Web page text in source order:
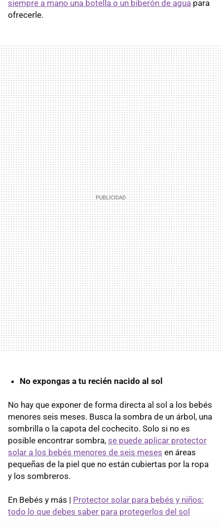
siempre a mano una botella o un biberón de agua para
ofrecerle.
No expongas a tu recién nacido al sol
No hay que exponer de forma directa al sol a los bebés
menores seis meses. Busca la sombra de un árbol, una
sombrilla o la capota del cochecito. Solo si no es
posible encontrar sombra, se puede aplicar protector
solar a los bebés menores de seis meses en áreas
pequeñas de la piel que no están cubiertas por la ropa
y los sombreros.
En Bebés y más | Protector solar para bebés y niños:
todo lo que debes saber para protegerlos del sol